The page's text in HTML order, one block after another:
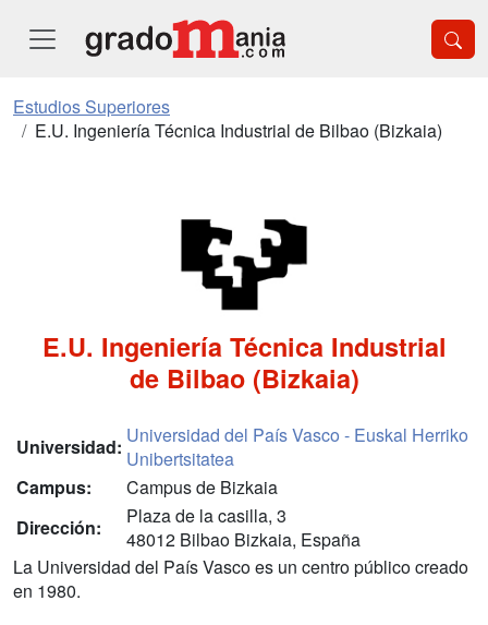
Estudios Superiores
E.U. Ingeniería Técnica Industrial de Bilbao (Bizkaia)
E.U. Ingeniería Técnica Industrial
de Bilbao (Bizkaia)
Universidad: Universidad del País Vasco - Euskal Herriko
Unibertsitatea
Campus:
Campus de Bizkaia
Dirección:
Plaza de la casilla, 3
48012 Bilbao Bizkaia, España
La Universidad del País Vasco es un centro público creado
en 1980.